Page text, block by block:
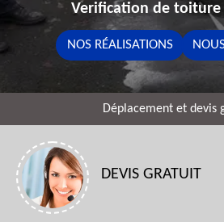
Verification de toiture
NOS RÉALISATIONS
Déplacement et devis
DEVIS GRATUIT